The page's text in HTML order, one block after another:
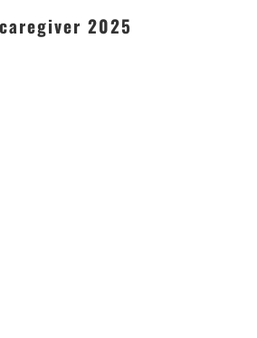
2025